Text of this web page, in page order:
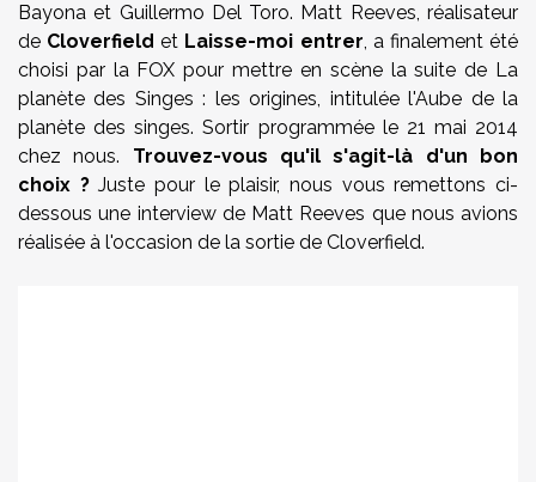
Bayona et Guillermo Del Toro. Matt Reeves, réalisateur
de Cloverfield et Laisse-moi entrer, a finalement été
choisi par la FOX pour mettre en scène la suite de La
planète des Singes : les origines, intitulée l'Aube de la
planète des singes. Sortir programmée le 21 mai 2014
chez nous. Trouvez-vous qu'il s'agit-là d'un bon
choix ?Juste pour le plaisir, nous vous remettons ci-
dessous une interview de Matt Reeves que nous avions
réalisée à l'occasion de la sortie de Cloverfield.